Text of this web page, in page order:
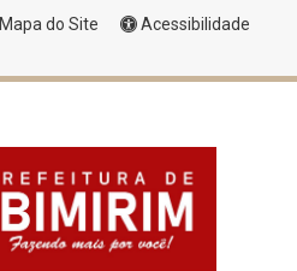
Mapa do Site
Acessibilidade